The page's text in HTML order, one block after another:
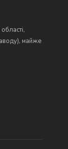
майже